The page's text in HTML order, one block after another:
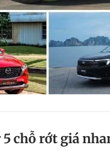
5 chỗ rớt giá